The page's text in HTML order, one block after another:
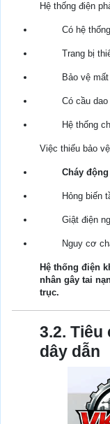
Hệ thống điện
Có hệ
Trang bị
Bảo vệ
Có cầu
Hệ thống
Việc thiếu bảo
Cháy
Hỏng biến
Giật điện
Nguy cơ
Hệ thống điện
nhân gây tai
trục.
3.2. Tiêu
dây dẫn